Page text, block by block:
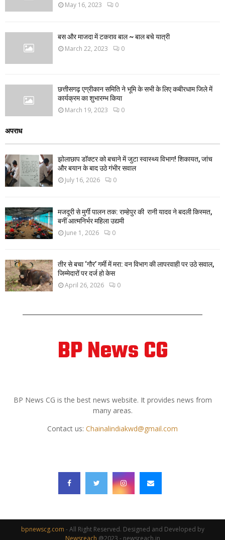
May 16, 2023 0
बस और माजदा में टकराव बाल ~ बाल बचे यात्री
March 22, 2023 0
छत्तीसगढ़ एग्रीकान समिति ने भूमि के सभी के लिए कबीरधाम जिले में
कार्यक्रम का शुभारम्भ किया
March 19, 2023 0
अपराध
झोलाछाप डॉक्टर को बचाने में जुटा स्वास्थ्य विभाग! शिकायत, जांच
और बयान के बाद उठे गंभीर सवाल
July 16, 2026 0
मजदूरी से मुर्गी पालन तक: राम्हेपुर की रानी यादव ने बदली किस्मत,
बनीं आत्मनिर्भर महिला उद्यमी
June 1, 2026 0
तीर से बचा ‘गौर’ गर्मी में मरा: वन विभाग की लापरवाही पर उठे सवाल,
जिम्मेदारों पर दर्ज हो केस
April 26, 2026 0
BP News CG
BP News CG is the best news website. It provides news from
many areas.
Contact us: Chainalindiakwd@gmail.com
bpnewscg.com - All Right Reserved. Designed and Developed by